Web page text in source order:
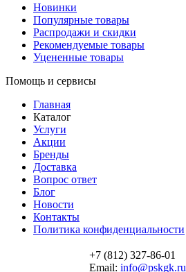
Новинки
Популярные товары
Распродажи и скидки
Рекомендуемые товары
Уцененные товары
Помощь и сервисы
Главная
Каталог
Услуги
Акции
Бренды
Доставка
Вопрос ответ
Блог
Новости
Контакты
Политика конфиденциальности
+7 (812) 327-86-01
Email: info@pskgk.ru